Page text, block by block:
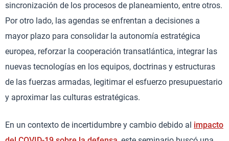
sincronización de los procesos de planeamiento, entre otros.
Por otro lado, las agendas se enfrentan a decisiones a
mayor plazo para consolidar la autonomía estratégica
europea, reforzar la cooperación transatlántica, integrar las
nuevas tecnologías en los equipos, doctrinas y estructuras
de las fuerzas armadas, legitimar el esfuerzo presupuestario
y aproximar las culturas estratégicas.
En un contexto de incertidumbre y cambio debido al impacto